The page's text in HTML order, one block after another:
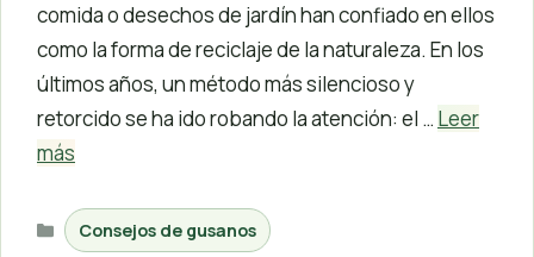
comida o desechos de jardín han confiado en ellos
como la forma de reciclaje de la naturaleza. En los
últimos años, un método más silencioso y
retorcido se ha ido robando la atención: el … Leer
más
Categorías
Consejos de gusanos